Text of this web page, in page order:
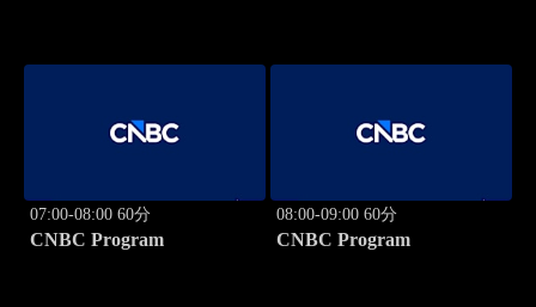
07:00-08:00 60分
CNBC Program
08:00-09:00 60分
CNBC Program